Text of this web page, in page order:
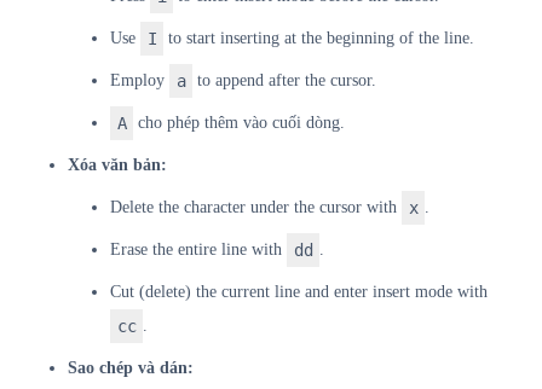
Use I to start inserting at the beginning of the line.
Employ a to append after the cursor.
A cho phép thêm vào cuối dòng.
Xóa văn bản:
Delete the character under the cursor with x
Erase the entire line with dd
Cut (delete) the current line and enter insert mode with
cc
Sao chép và dán: